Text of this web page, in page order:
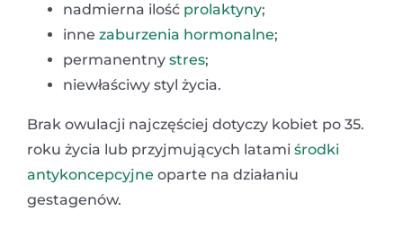
nadmierna ilość prolaktyny;
inne zaburzenia hormonalne;
permanentny stres;
niewłaściwy styl życia.
Brak owulacji najczęściej dotyczy kobiet po 35.
roku życia lub przyjmujących latami środki
antykoncepcyjne oparte na działaniu
gestagenów.